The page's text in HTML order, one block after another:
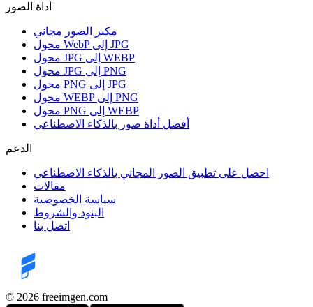
أداة الصور
مكبر الصور مجاني
محول WebP إلى JPG
محول JPG إلى WEBP
محول JPG إلى PNG
محول PNG إلى JPG
محول WEBP إلى PNG
محول PNG إلى WEBP
أفضل أداة صور بالذكاء الاصطناعي
الدعم
احصل على تطبيق الصور المجاني بالذكاء الاصطناعي
مقالات
سياسة الخصوصية
البنود والشروط
اتصل بنا
©️ 2026 freeimgen.com